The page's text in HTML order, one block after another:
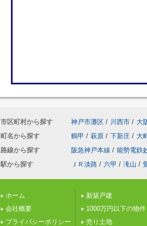
市区町村から探す 神戸市灘区 / 川西市 / 大
町名から探す
鶴甲 / 萩原 / 下新庄 / 大
路線から探す
阪急神戸本線 / 能勢電鉄
駅から探す
ＪＲ淡路 / 六甲 / 滝山 /
ホーム
会社概要
プライバシーポリシー
新築戸建
1000万円以下の物件
売り土地